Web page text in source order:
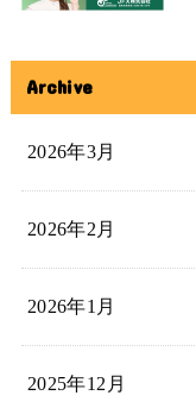
Archive
2026年3月
2026年2月
2026年1月
2025年12月